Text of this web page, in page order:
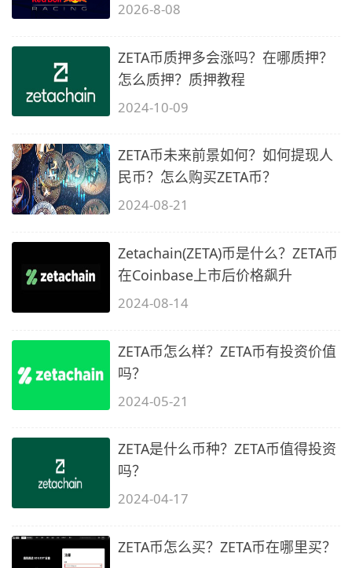
2026-8-08
ZETA币质押多会涨吗？在哪质押？
怎么质押？质押教程
2024-10-09
ZETA币未来前景如何？如何提现人
民币？怎么购买ZETA币？
2024-08-21
Zetachain(ZETA)币是什么？ZETA币
在Coinbase上市后价格飙升
2024-08-14
ZETA币怎么样？ZETA币有投资价值
吗？
2024-05-21
ZETA是什么币种？ZETA币值得投资
吗？
2024-04-17
ZETA币怎么买？ZETA币在哪里买？